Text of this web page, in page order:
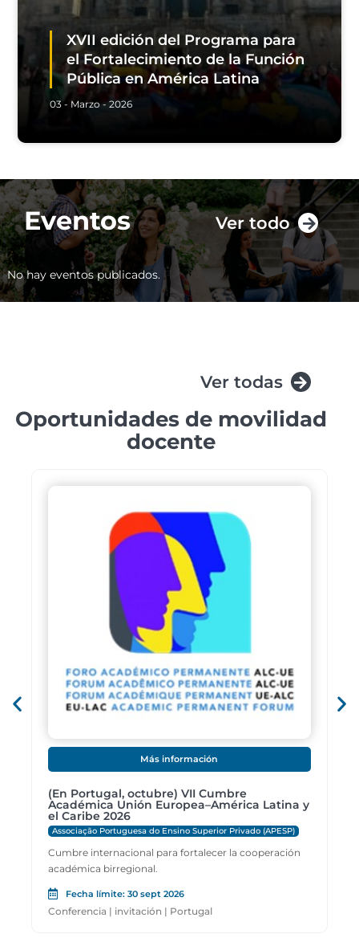
XVII edición del Programa para
el Fortalecimiento de la Función
Pública en América Latina
03 - Marzo - 2026
Eventos Ver todo
No hay eventos publicados.
Oportunidades de movilidad
docente
Ver todas
Convocatoria: Made in Chile 2026
Cámara de Comercio de Santiago (CCS)
Convocatoria: reconocer iniciativas innovadoras,
categoría Innovación desde la academia
Fecha límite: 14 agosto 2026
innovación